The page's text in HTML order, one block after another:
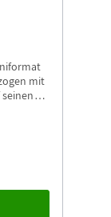
mit